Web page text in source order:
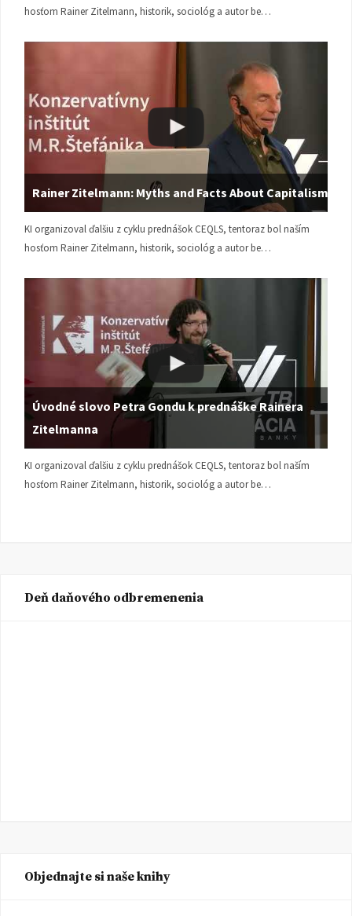
hosťom Rainer Zitelmann, historik, sociológ a autor be…
Rainer Zitelmann: Myths and Facts About Capitalism
KI organizoval ďalšiu z cyklu prednášok CEQLS, tentoraz bol naším
hosťom Rainer Zitelmann, historik, sociológ a autor be…
Úvodné slovo Petra Gondu k prednáške Rainera
Zitelmanna
KI organizoval ďalšiu z cyklu prednášok CEQLS, tentoraz bol naším
hosťom Rainer Zitelmann, historik, sociológ a autor be…
Deň daňového odbremenenia
Objednajte si naše knihy